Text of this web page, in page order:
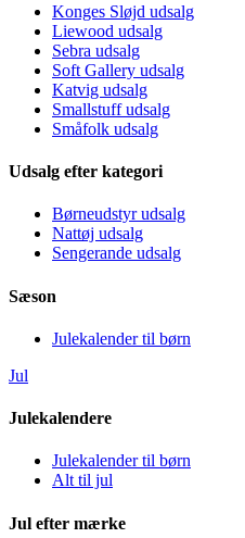
Konges Sløjd udsalg
Liewood udsalg
Sebra udsalg
Soft Gallery udsalg
Katvig udsalg
Smallstuff udsalg
Småfolk udsalg
Udsalg efter kategori
Børneudstyr udsalg
Nattøj udsalg
Sengerande udsalg
Sæson
Julekalender til børn
Jul
Julekalendere
Julekalender til børn
Alt til jul
Jul efter mærke